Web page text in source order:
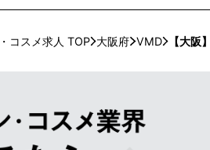
コスメ求人 TOP 大阪府 VMD 【大阪